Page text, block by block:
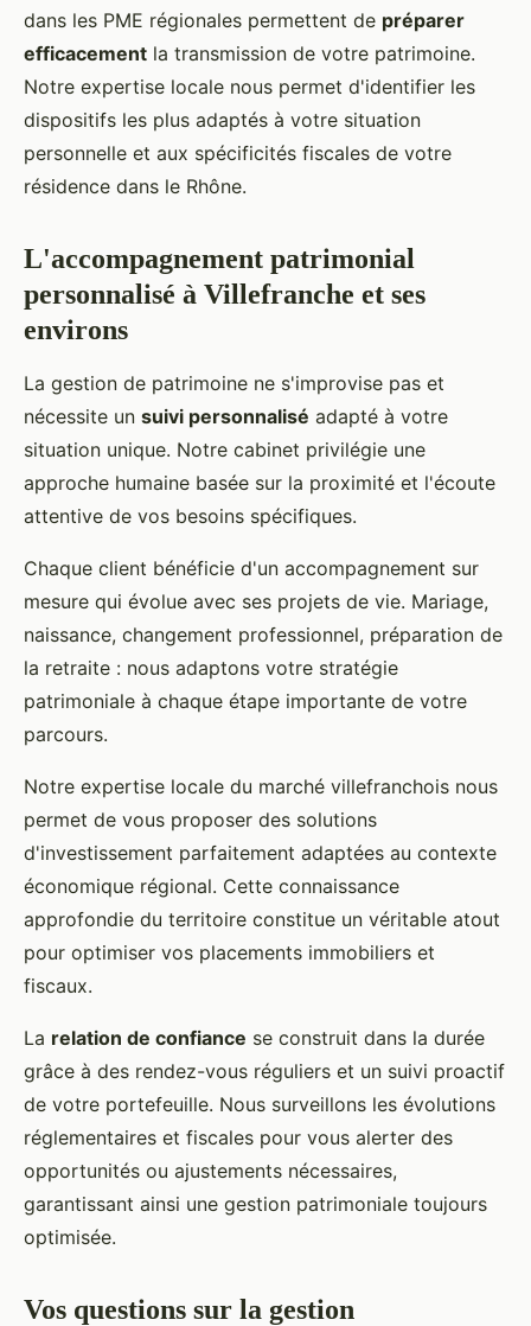
dans les PME régionales permettent de préparer
efficacement la transmission de votre patrimoine.
Notre expertise locale nous permet d'identifier les
dispositifs les plus adaptés à votre situation
personnelle et aux spécificités fiscales de votre
résidence dans le Rhône.
L'accompagnement patrimonial
personnalisé à Villefranche et ses
environs
La gestion de patrimoine ne s'improvise pas et
nécessite un suivi personnalisé adapté à votre
situation unique. Notre cabinet privilégie une
approche humaine basée sur la proximité et l'écoute
attentive de vos besoins spécifiques.
Chaque client bénéficie d'un accompagnement sur
mesure qui évolue avec ses projets de vie. Mariage,
naissance, changement professionnel, préparation de
la retraite : nous adaptons votre stratégie
patrimoniale à chaque étape importante de votre
parcours.
Notre expertise locale du marché villefranchois nous
permet de vous proposer des solutions
d'investissement parfaitement adaptées au contexte
économique régional. Cette connaissance
approfondie du territoire constitue un véritable atout
pour optimiser vos placements immobiliers et
fiscaux.
La relation de confiance se construit dans la durée
grâce à des rendez-vous réguliers et un suivi proactif
de votre portefeuille. Nous surveillons les évolutions
réglementaires et fiscales pour vous alerter des
opportunités ou ajustements nécessaires,
garantissant ainsi une gestion patrimoniale toujours
optimisée.
Vos questions sur la gestion